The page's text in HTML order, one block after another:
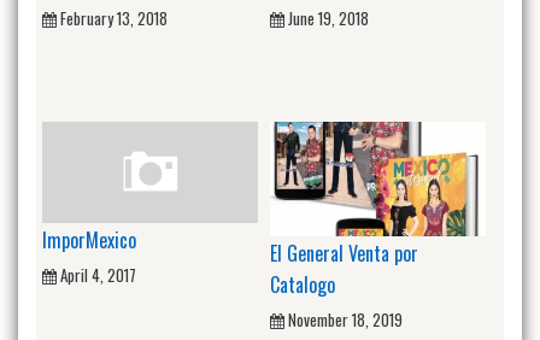
February 13, 2018 June 19, 2018
ImporMexico
April 4, 2017
El General Venta por
Catalogo
November 18, 2019